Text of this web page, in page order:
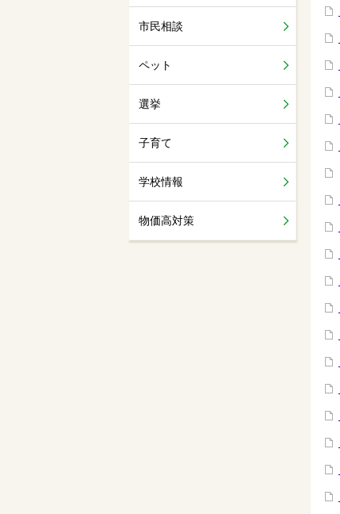
市民相談
ペット
選挙
子育て
学校情報
物価高対策